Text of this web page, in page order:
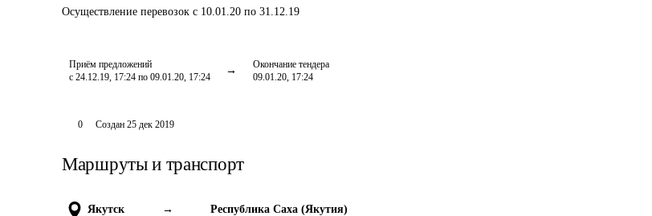
Осуществление перевозок с 10.01.20 по 31.12.19
Приём предложений
с 24.12.19, 17:24 по 09.01.20, 17:24
Окончание тендера
09.01.20, 17:24
0 Создан 25 дек 2019
Маршруты и транспорт
Якутск → Республика Саха (Якутия)